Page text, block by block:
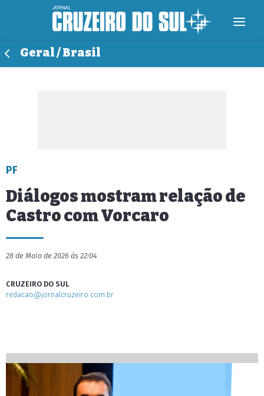
Geral / Brasil
PF
Diálogos mostram relação de
Castro com Vorcaro
28 de Maio de 2026 às 22:04
CRUZEIRO DO SUL
redacao@jornalcruzeiro.com.br